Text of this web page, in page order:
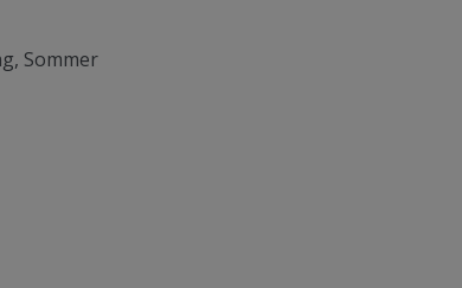
Sommer